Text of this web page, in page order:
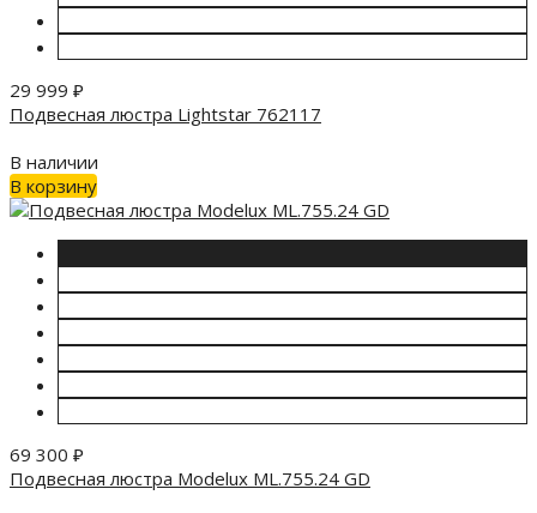
29 999 ₽
Подвесная люстра Lightstar 762117
В наличии
В корзину
69 300 ₽
Подвесная люстра Modelux ML.755.24 GD